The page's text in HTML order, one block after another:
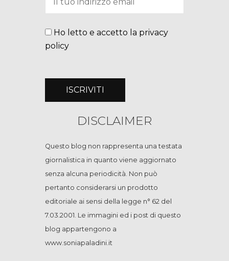
Ho letto e accetto la privacy
policy
DISCLAIMER
Questo blog non rappresenta una testata
giornalistica in quanto viene aggiornato
senza alcuna periodicità. Non può
pertanto considerarsi un prodotto
editoriale ai sensi della legge n° 62 del
7.03.2001. Le immagini ed i post di questo
blog appartengono a
www.soniapaladini.it